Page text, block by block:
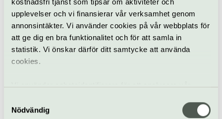
upplevelser och vi finansierar vår verksamhet genom
annonsintäkter. Vi använder cookies på vår webbplats för
att ge dig en bra funktionalitet och för att samla in
statistik. Vi önskar därför ditt samtycke att använda
cookies.
Vi använder enhetsidentifierare för att analysera vår
samt tillhandahålla funktioner för sociala medier. Vi
Nödvändig
Pop & rock Konsert Parksnäckan